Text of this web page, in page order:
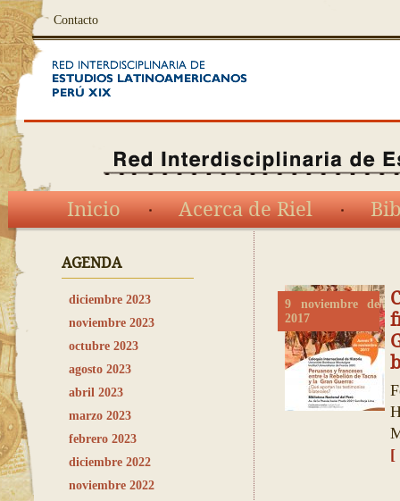
Contacto
Inicio Acerca de Riel
AGENDA
diciembre 2023
noviembre 2023
octubre 2023
agosto 2023
abril 2023
marzo 2023
febrero 2023
diciembre 2022
noviembre 2022
9 noviembre de
2017
[